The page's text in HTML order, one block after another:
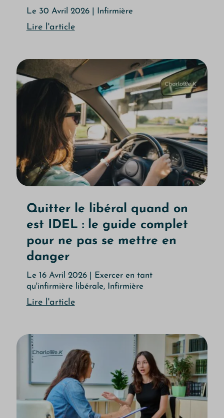
Le 30 Avril 2026| Infirmière
Lire l'article
Quitter le libéral quand on
est IDEL : le guide complet
pour ne pas se mettre en
danger
Le 16 Avril 2026|
Exercer en tant
qu'infirmière libérale, Infirmière
Lire l'article